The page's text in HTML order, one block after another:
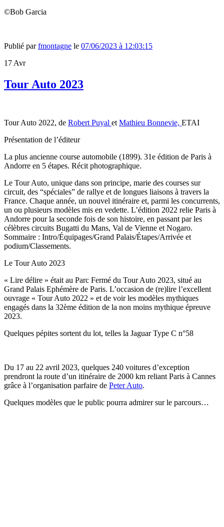
©Bob Garcia
Publié parfmontagne le 07/06/2023 à 12:03:15
17Avr
Tour Auto 2023
Tour Auto 2022, de Robert Puyal et Mathieu Bonnevie, ETAI
Présentation de l’éditeur
La plus ancienne course automobile (1899). 31e édition de Paris à
Andorre en 5 étapes. Récit photographique.
Le Tour Auto, unique dans son principe, marie des courses sur
circuit, des “spéciales” de rallye et de longues liaisons à travers la
France. Chaque année, un nouvel itinéraire et, parmi les concurrents,
un ou plusieurs modèles mis en vedette. L’édition 2022 relie Paris à
Andorre pour la seconde fois de son histoire, en passant par les
célèbres circuits Bugatti du Mans, Val de Vienne et Nogaro.
Sommaire : Intro/Équipages/Grand Palais/Étapes/Arrivée et
podium/Classements.
Le Tour Auto 2023
« Lire délire » était au Parc Fermé du Tour Auto 2023, situé au
Grand Palais Ephémère de Paris. L’occasion de (re)lire l’excellent
ouvrage « Tour Auto 2022 » et de voir les modèles mythiques
engagés dans la 32ème édition de la non moins mythique épreuve
2023.
Quelques pépites sortent du lot, telles la Jaguar Type C n°58
Du 17 au 22 avril 2023, quelques 240 voitures d’exception
prendront la route d’un itinéraire de 2000 km reliant Paris à Cannes
grâce à l’organisation parfaire de Peter Auto.
Quelques modèles que le public pourra admirer sur le parcours…